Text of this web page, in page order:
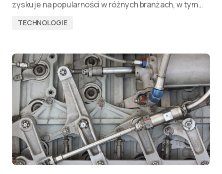
zyskuje na popularności w różnych branżach, w tym…
TECHNOLOGIE